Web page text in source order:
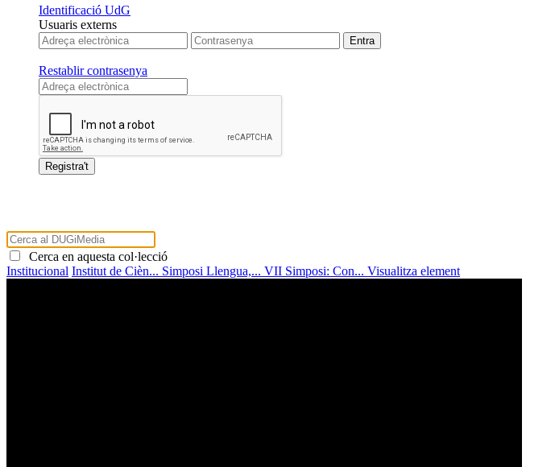
Identificació UdG
Usuaris externs
Restablir contrasenya
Cerca en aquesta col·lecció
Institucional Institut de Cièn... Simposi Llengua,... VII Simposi: Con... Visualitza element